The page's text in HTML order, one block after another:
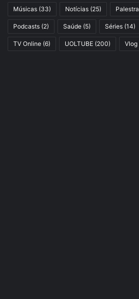
Músicas (33) Notícias (25) Palestra
Podcasts (2) Saúde (5) Séries (14)
TV Online (6) UOLTUBE (200) Vlog